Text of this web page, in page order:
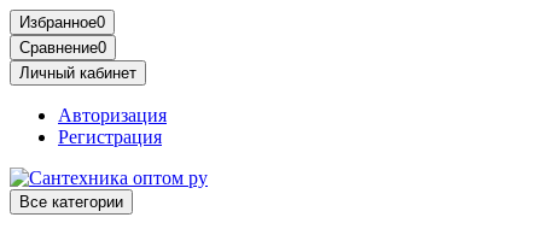
Избранное0
Сравнение0
Личный кабинет
Авторизация
Регистрация
Все категории